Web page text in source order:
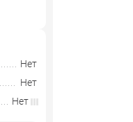
Нет
Нет
Нет